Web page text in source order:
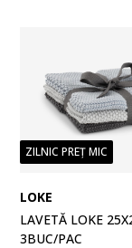
ZILNIC PREȚ MIC
LOKE
LAVETĂ LOKE
3BUC/PAC